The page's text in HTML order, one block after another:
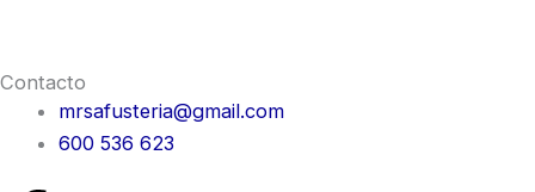
Contacto
mrsafusteria@gmail.com
600 536 623